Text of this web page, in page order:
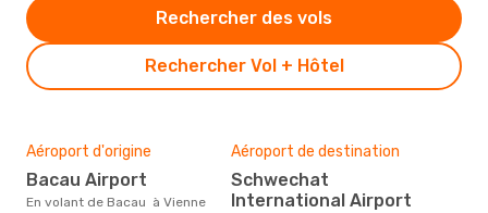
Rechercher Vol + Hôtel
Rechercher des vols
Aéroport d'origine
Bacau Airport
En volant de Bacau à Vienne
Aéroport de destination
Schwechat
International Airport